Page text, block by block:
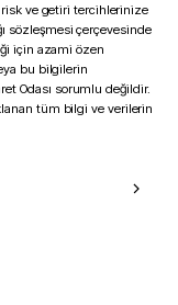
risk ve getiri tercihlerinize
sözleşmesi çerçevesinde
için azami özen
bu bilgilerin
Odası sorumlu değildir.
tüm bilgi ve verilerin